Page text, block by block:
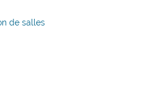
de salles